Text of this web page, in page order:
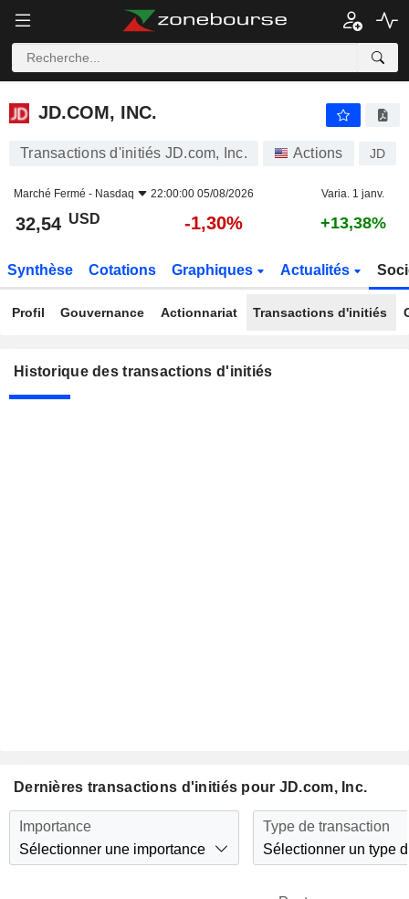
JD.COM, INC.
JD.COM, INC.
Transactions d'initiés JD.com, Inc. Actions JD
Marché Fermé - Nasdaq 22:00:00 05/08/2026 Varia. 1 janv.
32,54 USD -1,30% +13,38%
Synthèse Cotations Graphiques Actualités
Profil Gouvernance Actionnariat Transactions d'initiés
Historique des transactions d'initiés
Dernières transactions d'initiés pour JD.com, Inc.
Importance
Sélectionner une importance
Type de transaction
Sélectionner un type